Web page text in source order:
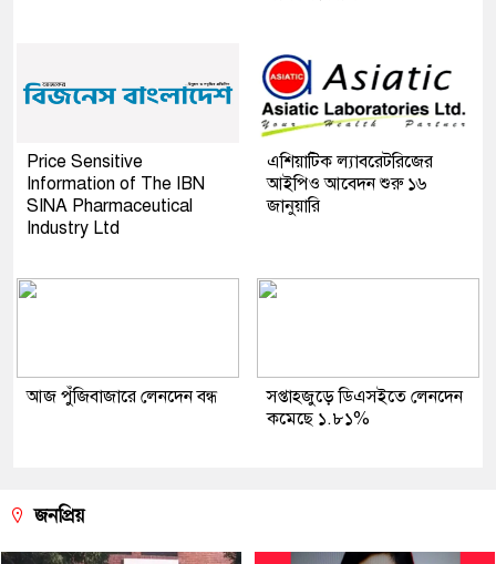
Price Sensitive
Information of The IBN
SINA Pharmaceutical
Industry Ltd
এশিয়াটিক ল্যাবরেটরিজের
আইপিও আবেদন শুরু ১৬
জানুয়ারি
আজ পুঁজিবাজারে লেনদেন বন্ধ
সপ্তাহজুড়ে ডিএসইতে লেনদেন
কমেছে ১.৮১%
জনপ্রিয়